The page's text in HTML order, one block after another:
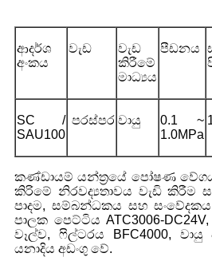
ආදර්ශ
අංකය
වැඩ
වැඩ
කිරීමේ
මාධ්‍යය
පීඩනය
SC /
SAU100
පරස්පර වායු
0.1 ~
1.0MPa
කණ්ඩායම් යන්ත්‍රයේ පෝෂණ
කිරිමේ නිරවද්‍යතාවය වැඩි කිරීම
පාදම, සම්බන්ධකය සහ
පාලක පෙට්ටිය ATC3006-
වෑල්ව, ෆිල්ටරය BFC4000,
යනාදිය අඩංගු වේ.